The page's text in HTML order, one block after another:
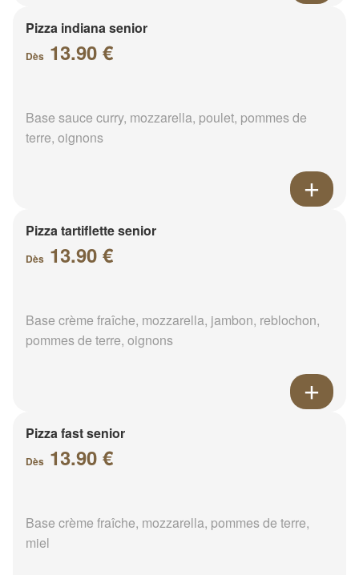
Pizza indiana senior
Dès 13.90 €
Base sauce curry, mozzarella, poulet, pommes de
terre, oignons
Pizza tartiflette senior
Dès 13.90 €
Base crème fraîche, mozzarella, jambon, reblochon,
pommes de terre, oignons
Pizza fast senior
Dès 13.90 €
Base crème fraîche, mozzarella, pommes de terre,
miel